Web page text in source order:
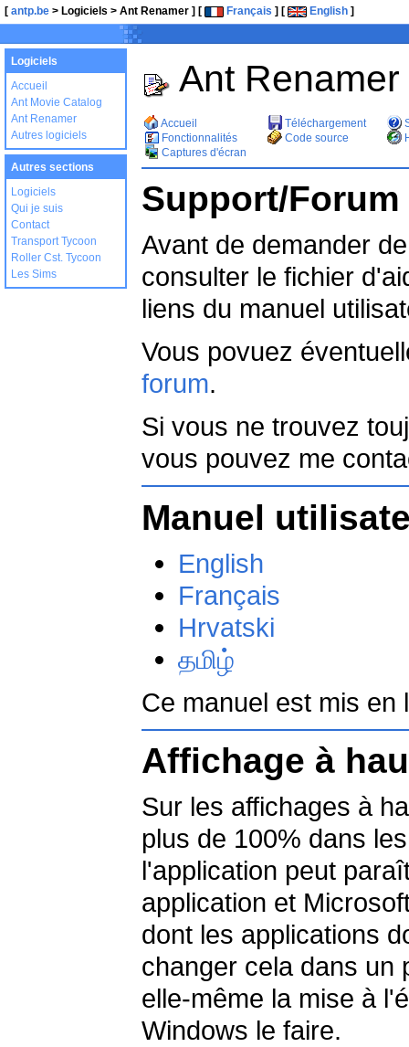
[ antp.be > Logiciels > Ant Renamer ] [ Français ] [ English ]
Logiciels
Accueil
Ant Movie Catalog
Ant Renamer
Autres logiciels
Autres sections
Logiciels
Qui je suis
Contact
Transport Tycoon
Roller Cst. Tycoon
Les Sims
Ant Renamer
Accueil
Fonctionnalités
Captures d'écran
Téléchargement
Code source
Support/Forum
Avant de demander
consulter le fichier
liens du manuel
Vous povuez
forum.
Si vous ne trouvez
vous pouvez me
Manuel
English
Français
Hrvatski
தமிழ்
Ce manuel est mis
Affichage à
Sur les affichages à
plus de 100% dans
l'application peut
application et
dont les applications
changer cela dans un
elle-même la mise à
Windows le faire.